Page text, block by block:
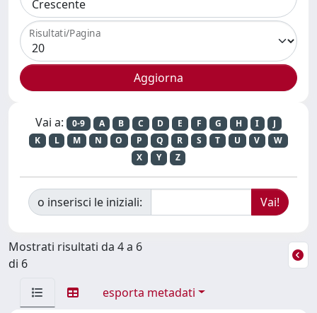
Risultati/Pagina
Vai a: 0-9 A B C D E F G H I
J
K
L M N O P Q R S T U V
W
X
Y Z
o inserisci le iniziali:
Mostrati risultati da 4 a 6
di 6
esporta metadati